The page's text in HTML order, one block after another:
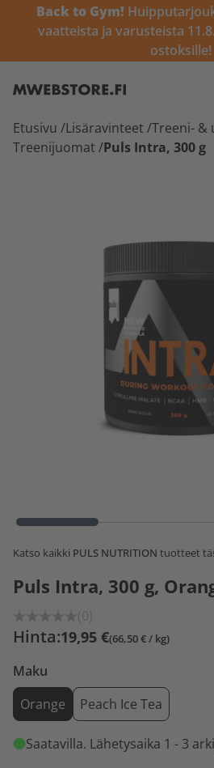
Back to Gym!
vaatteista ja varusteista
ostoksille!
Etusivu /Lisäravinteet /Treeni- &
Treenijuomat /Puls Intra, 300 g
Katso kaikki PULS NUTRITION tuotteet
Puls Intra, 300 g,
(0)
Hinta:19,95 €(66,50 € / kg)
Maku
Orange
Peach Ice Tea
Saatavilla. Lähetysaika 1 - 3